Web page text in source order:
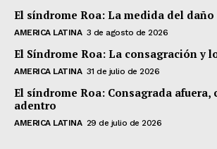
El síndrome Roa: La medida del daño
AMERICA LATINA 3 de agosto de 2026
El Síndrome Roa: La consagración y
AMERICA LATINA 31 de julio de 2026
El síndrome Roa: Consagrada afuera,
adentro
AMERICA LATINA 29 de julio de 2026